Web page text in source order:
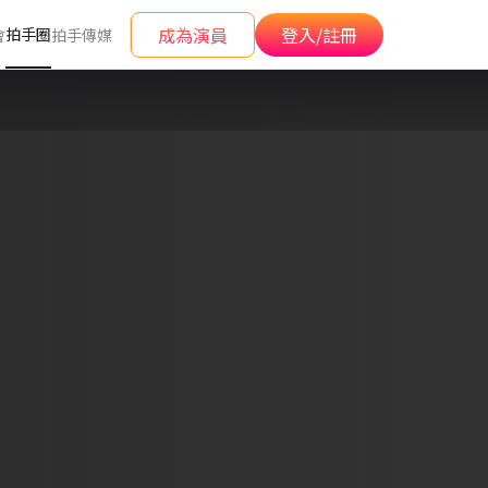
拍手圈拍手傳媒 成為演員 登入/註冊